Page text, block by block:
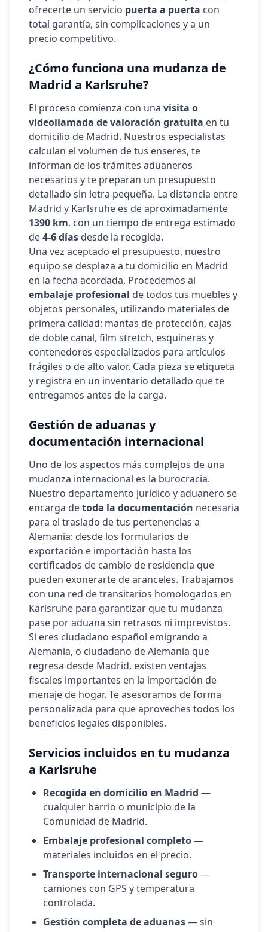
ofrecerte un servicio puerta a puerta con
total garantía, sin complicaciones y a un
precio competitivo.
¿Cómo funciona una mudanza de
Madrid a Karlsruhe?
El proceso comienza con una visita o
videollamada de valoración gratuita en tu
domicilio de Madrid. Nuestros especialistas
calculan el volumen de tus enseres, te
informan de los trámites aduaneros
necesarios y te preparan un presupuesto
detallado sin letra pequeña. La distancia entre
Madrid y Karlsruhe es de aproximadamente
1390 km, con un tiempo de entrega estimado
de4-6 días desde la recogida.
Una vez aceptado el presupuesto, nuestro
equipo se desplaza a tu domicilio en Madrid
en la fecha acordada. Procedemos al
embalaje profesional de todos tus muebles y
objetos personales, utilizando materiales de
primera calidad: mantas de protección, cajas
de doble canal, film stretch, esquineras y
contenedores especializados para artículos
frágiles o de alto valor. Cada pieza se etiqueta
y registra en un inventario detallado que te
entregamos antes de la carga.
Gestión de aduanas y
documentación internacional
Uno de los aspectos más complejos de una
mudanza internacional es la burocracia.
Nuestro departamento jurídico y aduanero se
encarga detoda la documentación necesaria
para el traslado de tus pertenencias a
Alemania: desde los formularios de
exportación e importación hasta los
certificados de cambio de residencia que
pueden exonerarte de aranceles. Trabajamos
con una red de transitarios homologados en
Karlsruhe para garantizar que tu mudanza
pase por aduana sin retrasos ni imprevistos.
Si eres ciudadano español emigrando a
Alemania, o ciudadano deAlemania que
regresa desde Madrid, existen ventajas
fiscales importantes en la importación de
menaje de hogar. Te asesoramos de forma
personalizada para que aproveches todos los
beneficios legales disponibles.
Servicios incluidos en tu mudanza
a Karlsruhe
Recogida en domicilio en Madrid —
cualquier barrio o municipio de la
Comunidad de Madrid.
Embalaje profesional completo—
materiales incluidos en el precio.
Transporte internacional seguro—
camiones con GPS y temperatura
controlada.
Gestión completa de aduanas— sin